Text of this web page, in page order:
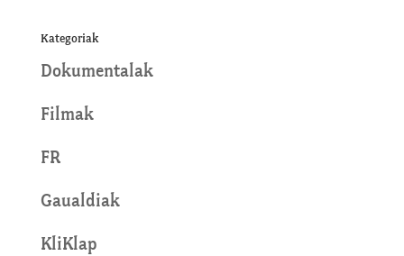
Kategoriak
Dokumentalak
Filmak
FR
Gaualdiak
KliKlap